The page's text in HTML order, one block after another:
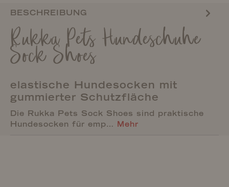
BESCHREIBUNG
Rukka Pets Hundeschuhe
Sock Shoes
elastische Hundesocken mit
gummierter Schutzfläche
Die Rukka Pets Sock Shoes sind praktische
Hundesocken für emp… Mehr